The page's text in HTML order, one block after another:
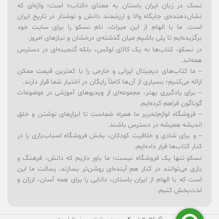
نسک در زبان ایران باستان به معنای «کتاب» است؛ واژه‌ای که
نشان‌دهنده‌ی جایگاه والا و ارزشمند دانش و نوشتار در تاریخ ایران
است. ما با الهام از این میراث، نام نسکو را برای سایت خود
برگزیده‌ایم تا پلی باشیم میان گذشته‌ی درخشان و نیازهای امروز.
در نسکو، کتاب‌ها نه یک کالای لوکس، بلکه گنجینه‌ای در دسترس
همه‌اند.
– ما کتاب‌های دیجیتال ایرانی و خارجی را با کمترین قیمت ممکن
ارائه می‌کنیم؛ بسیاری از آن‌ها کاملاً رایگان در اختیار شما قرار دارند.
– برای یادگیری بهتر، مجموعه‌ای از ویدیوهای آموزشی در موضوعات
گوناگون فراهم کرده‌ایم.
– فروشگاه لوازم‌تحریر ما همراه شماست تا ابزارهای نوشتن و خلق
اندیشه همیشه در دسترس باشند.
– و برای شادی و خلاقیت کودکان، بخش فروشگاه اسباب‌بازی را در
کنار کتاب‌ها قرار داده‌ایم.
نسکو تنها یک فروشگاه نیست؛ ما باور داریم که دانش، فرهنگ و
بازی می‌توانند در کنار هم آینده‌ای روشن‌تر بسازند. رسالت ما این
است که با الهام از ایران باستان، دانایی را برای همه آسان، ارزان و
لذت‌بخش کنیم.